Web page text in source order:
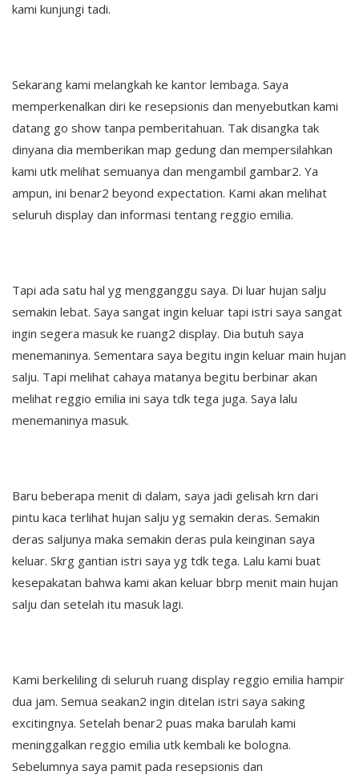
kami kunjungi tadi.
Sekarang kami melangkah ke kantor lembaga. Saya
memperkenalkan diri ke resepsionis dan menyebutkan kami
datang go show tanpa pemberitahuan. Tak disangka tak
dinyana dia memberikan map gedung dan mempersilahkan
kami utk melihat semuanya dan mengambil gambar2. Ya
ampun, ini benar2 beyond expectation. Kami akan melihat
seluruh display dan informasi tentang reggio emilia.
Tapi ada satu hal yg mengganggu saya. Di luar hujan salju
semakin lebat. Saya sangat ingin keluar tapi istri saya sangat
ingin segera masuk ke ruang2 display. Dia butuh saya
menemaninya. Sementara saya begitu ingin keluar main hujan
salju. Tapi melihat cahaya matanya begitu berbinar akan
melihat reggio emilia ini saya tdk tega juga. Saya lalu
menemaninya masuk.
Baru beberapa menit di dalam, saya jadi gelisah krn dari
pintu kaca terlihat hujan salju yg semakin deras. Semakin
deras saljunya maka semakin deras pula keinginan saya
keluar. Skrg gantian istri saya yg tdk tega. Lalu kami buat
kesepakatan bahwa kami akan keluar bbrp menit main hujan
salju dan setelah itu masuk lagi.
Kami berkeliling di seluruh ruang display reggio emilia hampir
dua jam. Semua seakan2 ingin ditelan istri saya saking
excitingnya. Setelah benar2 puas maka barulah kami
meninggalkan reggio emilia utk kembali ke bologna.
Sebelumnya saya pamit pada resepsionis dan